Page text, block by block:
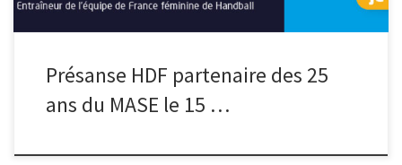
Présanse HDF partenaire des 25
ans du MASE le 15 …